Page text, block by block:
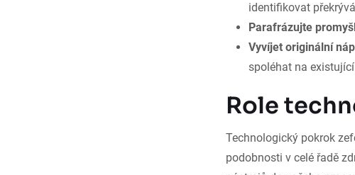
identifikovat
Parafrázujte
Vyvíjet originální
spoléhat na
Role
Technologický pokrok
podobnosti v celé řadě